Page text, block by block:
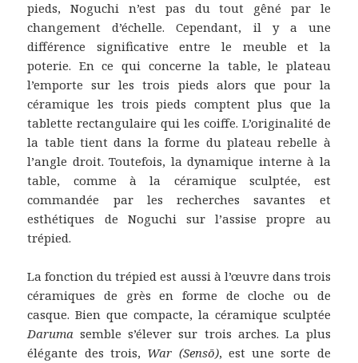
pieds, Noguchi n’est pas du tout gêné par le
changement d’échelle. Cependant, il y a une
différence significative entre le meuble et la
poterie. En ce qui concerne la table, le plateau
l’emporte sur les trois pieds alors que pour la
céramique les trois pieds comptent plus que la
tablette rectangulaire qui les coiffe. L’originalité de
la table tient dans la forme du plateau rebelle à
l’angle droit. Toutefois, la dynamique interne à la
table, comme à la céramique sculptée, est
commandée par les recherches savantes et
esthétiques de Noguchi sur l’assise propre au
trépied.
La fonction du trépied est aussi à l’œuvre dans trois
céramiques de grès en forme de cloche ou de
casque. Bien que compacte, la céramique sculptée
Daruma semble s’élever sur trois arches. La plus
élégante des trois, War (Sensō), est une sorte de